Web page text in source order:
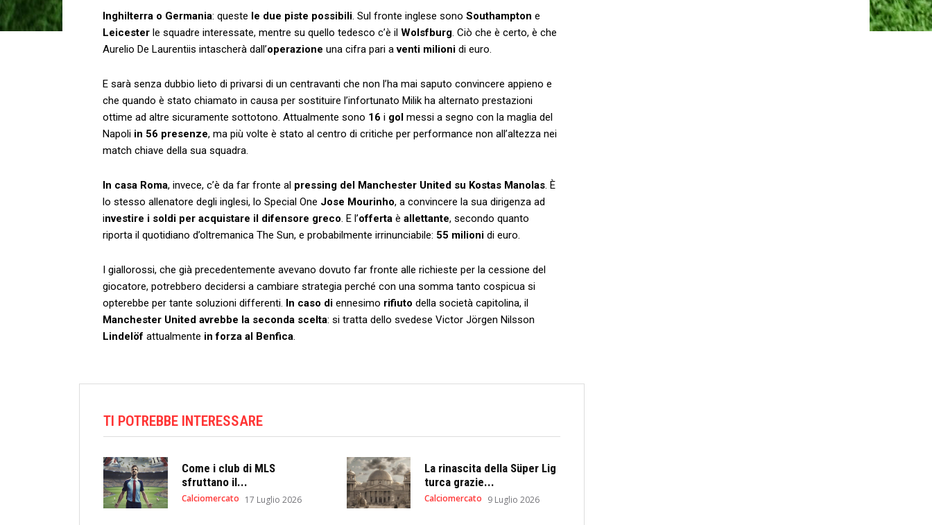
Inghilterra o Germania: queste le due piste possibili. Sul fronte inglese sono Southampton e
Leicester le squadre interessate, mentre su quello tedesco c’è il Wolsfburg. Ciò che è certo, è che
Aurelio De Laurentiis intascherà dall’operazione una cifra pari aventi milioni di euro.
E sarà senza dubbio lieto di privarsi di un centravanti che non l’ha mai saputo convincere appieno e
che quando è stato chiamato in causa per sostituire l’infortunato Milik ha alternato prestazioni
ottime ad altre sicuramente sottotono. Attualmente sono 16 i gol messi a segno con la maglia del
Napoli in 56 presenze, ma più volte è stato al centro di critiche per performance non all’altezza nei
match chiave della sua squadra.
In casa Roma, invece, c’è da far fronte al pressing del Manchester United su Kostas Manolas. È
lo stesso allenatore degli inglesi, lo Special One Jose Mourinho, a convincere la sua dirigenza ad
investire i soldi per acquistare il difensore greco. E l’offerta è allettante, secondo quanto
riporta il quotidiano d’oltremanica The Sun, e probabilmente irrinunciabile: 55 milioni di euro.
I giallorossi, che già precedentemente avevano dovuto far fronte alle richieste per la cessione del
giocatore, potrebbero decidersi a cambiare strategia perché con una somma tanto cospicua si
opterebbe per tante soluzioni differenti. In caso di ennesimo rifiuto della società capitolina, il
Manchester United avrebbe la seconda scelta: si tratta dello svedese Victor Jörgen Nilsson
Lindelöf attualmente in forza al Benfica.
TI POTREBBE INTERESSARE
Come i club di MLS
sfruttano il...
Calciomercato 17 Luglio 2026
La rinascita della Süper Lig
turca grazie...
Calciomercato 9 Luglio 2026